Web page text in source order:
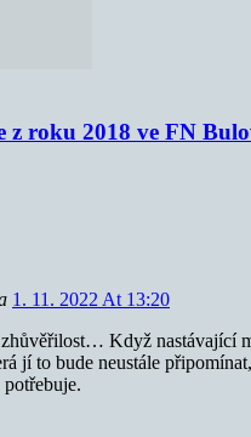
z roku 2018 ve FN
1. 11. 2022 At 13:20
zhůvěřilost… Když nastávající
jí to bude neustále